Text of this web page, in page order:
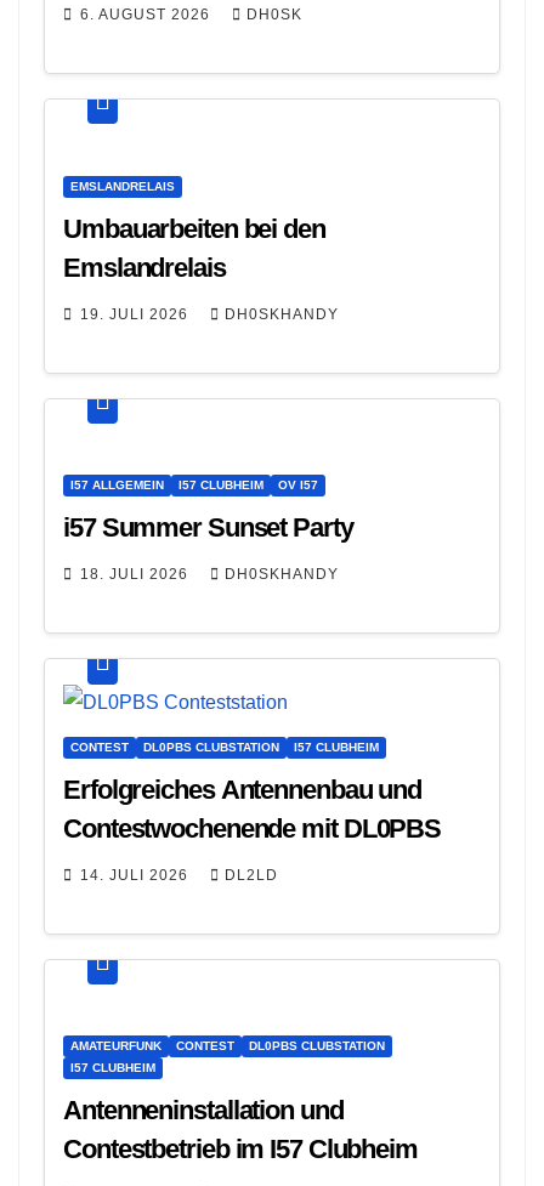
6. AUGUST 2026 DH0SK
EMSLANDRELAIS
Umbauarbeiten bei den
Emslandrelais
19. JULI 2026 DH0SKHANDY
I57 ALLGEMEIN I57 CLUBHEIM OV I57
i57 Summer Sunset Party
18. JULI 2026 DH0SKHANDY
CONTEST DL0PBS CLUBSTATION I57 CLUBHEIM
Erfolgreiches Antennenbau und
Contestwochenende mit DL0PBS
14. JULI 2026 DL2LD
AMATEURFUNK CONTEST
DL0PBS CLUBSTATION
I57 CLUBHEIM
Antenneninstallation und
Contestbetrieb im I57 Clubheim